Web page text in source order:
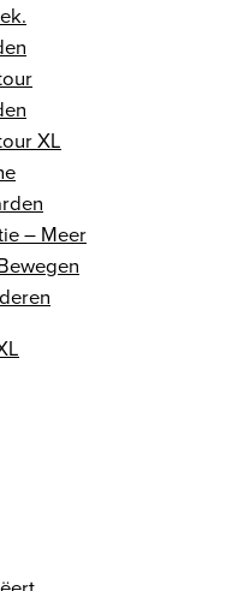
XL
– Meer